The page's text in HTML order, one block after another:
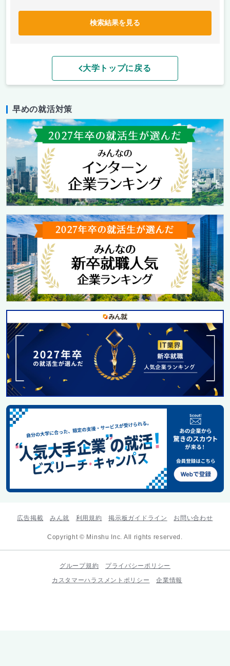
検索結果を見る
大学トップに戻る
早めの就活対策
広告掲載 みん就 利用規約 掲示板ガイドライン お問い合わせ
Copyright © Minshu Inc. All rights reserved.
グループ規約
プライバシーポリシー
カスタマーハラスメントポリシー
企業情報